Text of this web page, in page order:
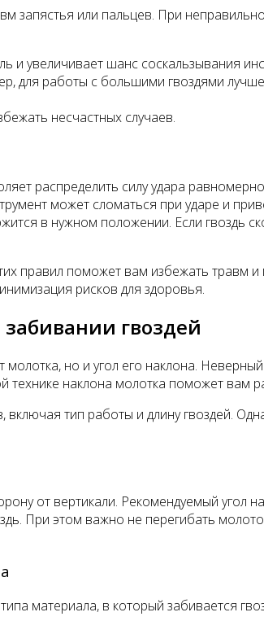
запястья или пальцев. При
и увеличивает шанс соскальзывания
для работы с большими гвоздями
несчастных случаев.
распределить силу удара
может сломаться при ударе и
в нужном положении. Если гвоздь
правил поможет вам избежать травм
рисков для здоровья.
гвоздей
но и угол его наклона.
наклона молотка поможет вам
включая тип работы и длину гвоздей.
от вертикали. Рекомендуемый угол
При этом важно не перегибать
материала, в который забивается